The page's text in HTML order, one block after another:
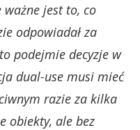
ważne jest to, co
odpowiadał za
podejmie decyzje w
dual-use musi mieć
razie za kilka
obiekty, ale bez